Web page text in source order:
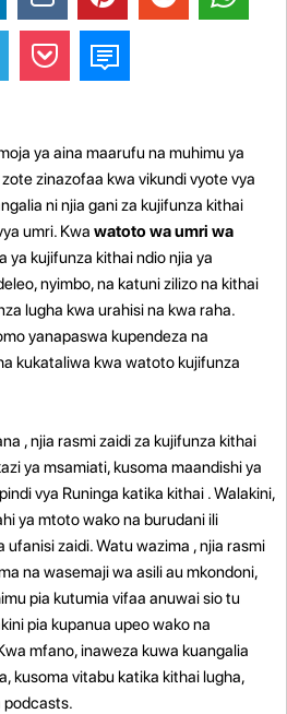
ya aina maarufu na muhimu ya
zinazofaa kwa vikundi vyote vya
ni njia gani za kujifunza kithai
umri. Kwa watoto wa umri wa
ya kujifunza kithai ndio njia ya
nyimbo, na katuni zilizo na kithai
lugha kwa urahisi na kwa raha.
yanapaswa kupendeza na
kukataliwa kwa watoto kujifunza
, njia rasmi zaidi za kujifunza kithai
ya msamiati, kusoma maandishi ya
vya Runinga katika kithai . Walakini,
ya mtoto wako na burudani ili
zaidi. Watu wazima , njia rasmi
na wasemaji wa asili au mkondoni,
pia kutumia vifaa anuwai sio tu
pia kupanua upeo wako na
mfano, inaweza kuwa kuangalia
kusoma vitabu katika kithai lugha,
podcasts.